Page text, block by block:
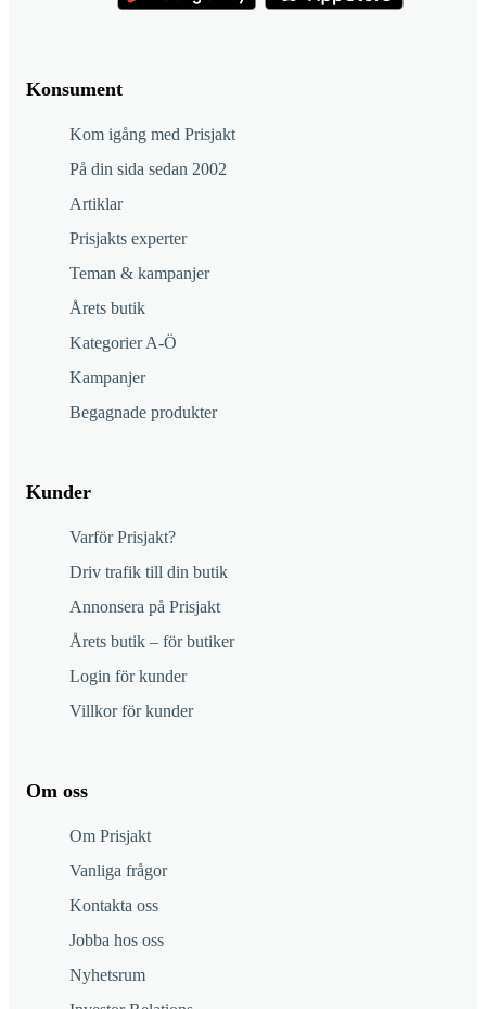
Konsument
Kom igång med Prisjakt
På din sida sedan 2002
Artiklar
Prisjakts experter
Teman & kampanjer
Årets butik
Kategorier A-Ö
Kampanjer
Begagnade produkter
Kunder
Varför Prisjakt?
Driv trafik till din butik
Annonsera på Prisjakt
Årets butik – för butiker
Login för kunder
Villkor för kunder
Om oss
Om Prisjakt
Vanliga frågor
Kontakta oss
Jobba hos oss
Nyhetsrum